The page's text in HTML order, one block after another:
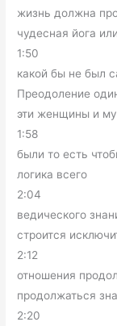
жизнь должна
чудесная йога или
1:50
какой бы не был
Преодоление
эти женщины и
1:58
были то есть
логика всего
2:04
ведического
строится
2:12
отношения
продолжаться
2:20